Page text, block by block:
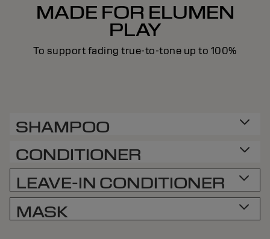
MADE FOR ELUMEN
PLAY
To support fading true-to-tone up to 100%
SHAMPOO
CONDITIONER
LEAVE-IN CONDITIONER
MASK